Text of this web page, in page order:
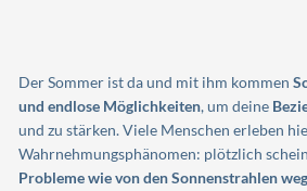
Der Sommer ist da und mit ihm kommen
und endlose Möglichkeiten, um deine
und zu stärken. Viele Menschen erleben
Wahrnehmungsphänomen: plötzlich
Probleme wie von den Sonnenstrahlen